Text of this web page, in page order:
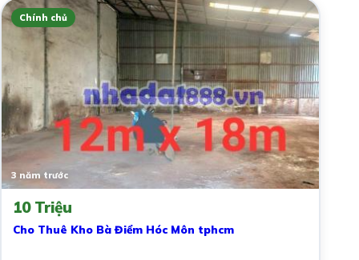
Chính chủ
3 năm trước
10 Triệu
Cho Thuê Kho Bà Điểm Hóc Môn tphcm